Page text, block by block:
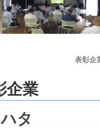
表彰企
企業
タ